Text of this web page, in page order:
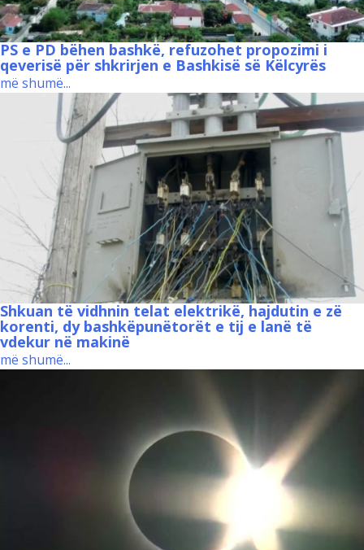
PS e PD bëhen bashkë, refuzohet propozimi i
qeverisë për shkrirjen e Bashkisë së Këlcyrës
më shumë...
Shkuan të vidhnin telat elektrikë, hajdutin e zë
korenti, dy bashkëpunëtorët e tij e lanë të
vdekur në makinë
më shumë...